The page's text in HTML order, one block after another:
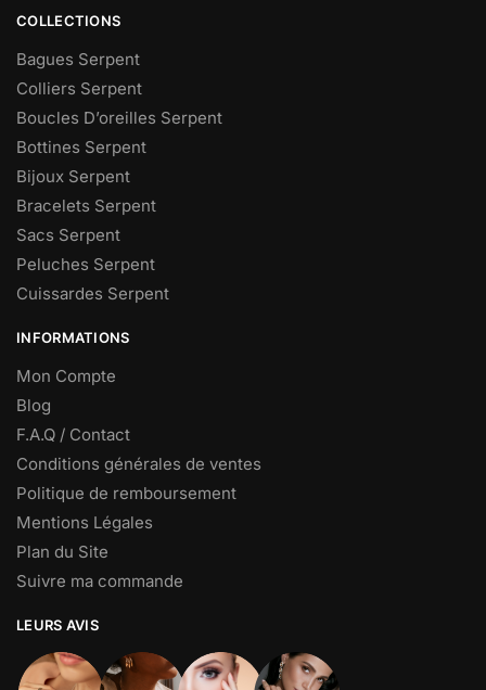
COLLECTIONS
Bagues Serpent
Colliers Serpent
Boucles D’oreilles Serpent
Bottines Serpent
Bijoux Serpent
Bracelets Serpent
Sacs Serpent
Peluches Serpent
Cuissardes Serpent
INFORMATIONS
Mon Compte
Blog
F.A.Q / Contact
Conditions générales de ventes
Politique de remboursement
Mentions Légales
Plan du Site
Suivre ma commande
LEURS AVIS